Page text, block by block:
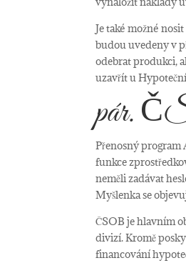
Je také možné
budou uvedeny v
odebrat produkci,
uzavřít u
pár.
Přenosný program
funkce
neměli zadávat
Myšlenka se
ČSOB je hlavním
divizí. Kromě
financování